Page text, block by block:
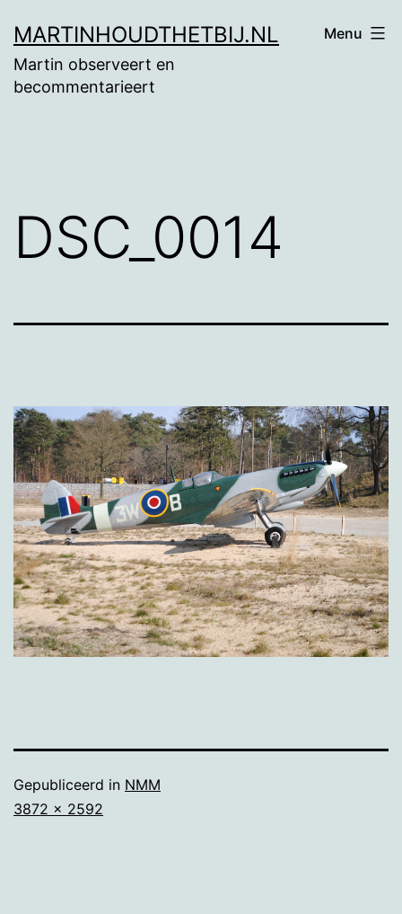
naar
de
MARTINHOUDTHETBIJ.NL
Martin observeert en
becommentarieert
Menu
DSC_0014
Gepubliceerd in NMM
Volledige
3872 × 2592